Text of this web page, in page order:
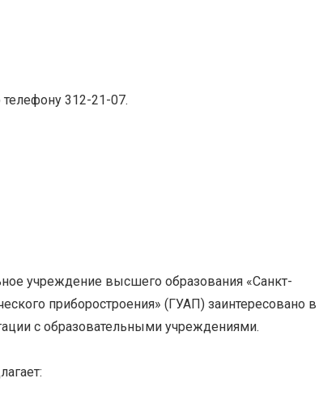
телефону 312-21-07.
учреждение высшего образования «Санкт-
приборостроения» (ГУАП) заинтересовано в
с образовательными учреждениями.